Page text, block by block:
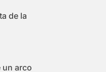
de la
un arco